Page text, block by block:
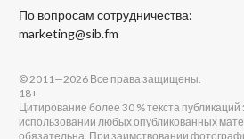
По вопросам сотрудничества:
marketing@sib.fm
© 2011—2026 Все права защищены.
18+
Цитирование более 30 % текста
использовании любых опубликованных
обязательна. При заимствовании